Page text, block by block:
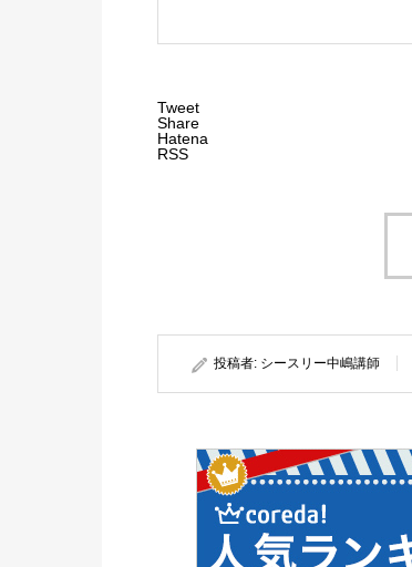
Tweet
Share
Hatena
RSS
投稿者: シースリー中嶋講師